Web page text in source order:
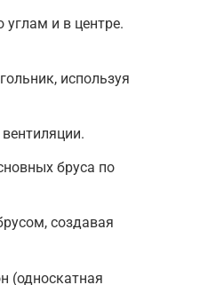
углам и в центре.
используя
бруса по
создавая
(односкатная